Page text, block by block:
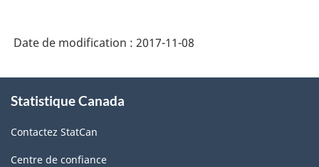
Date de modification : 2017-11-08
propos
ce
site
Statistique Canada
Contactez StatCan
Centre de confiance